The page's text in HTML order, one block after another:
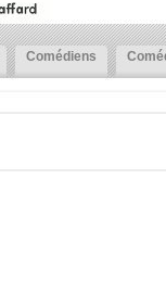
Comédiens